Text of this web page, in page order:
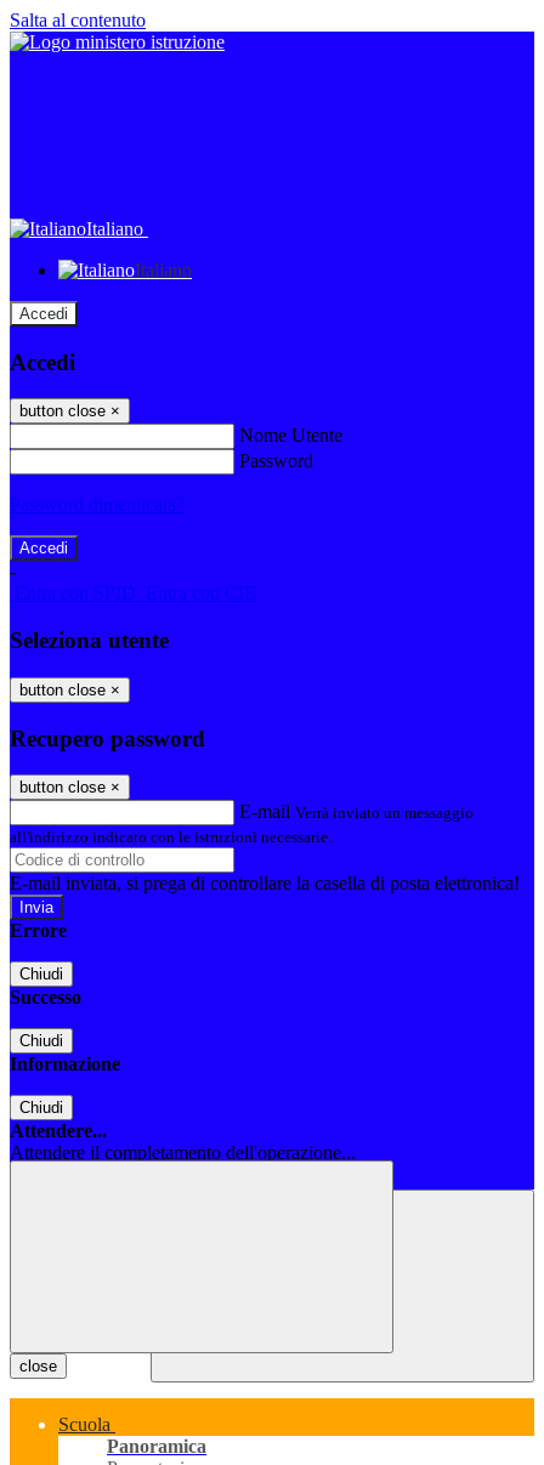
Salta al contenuto
Italiano
Italiano
Accedi
Accedi
button close ×
Nome Utente
Password
Password dimenticata?
-
Entra con SPID
Entra con CIE
Seleziona utente
button close ×
Recupero password
button close ×
E-mail Verrà inviato un messaggio
all'indirizzo indicato con le istruzioni necessarie.
E-mail inviata, si prega di controllare la casella di posta elettronica!
Errore
Chiudi
Successo
Chiudi
Informazione
Chiudi
Attendere...
Attendere il completamento dell'operazione...
close
Scuola
Panoramica